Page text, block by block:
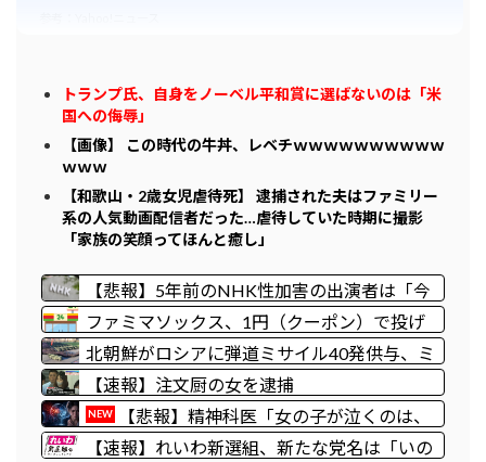
トランプ氏、自身をノーベル平和賞に選ばないのは「米
国への侮辱」
【画像】 この時代の牛丼、レベチｗｗｗｗｗｗｗｗｗｗ
ｗｗｗ
【和歌山・2歳女児虐待死】 逮捕された夫はファミリー
系の人気動画配信者だった…虐待していた時期に撮影
「家族の笑顔ってほんと癒し」
【悲報】5年前のNHK性加害の出演者は「今
も普通の顔して芸能活動してる」ネット「受
信料を取るくらいなら詳細を伝えよ」
ファミマソックス、1円（クーポン）で投げ
売りｗｗｗｗｗｗｗｗｗｗｗ
北朝鮮がロシアに弾道ミサイル40発供与、ミ
サイル部隊90人派遣開始…さらに80発見通
し！
【速報】注文厨の女を逮捕
NEW
【悲報】精神科医「女の子が泣くのは、
ムカつきすぎてどうしていいのか分からなく
【速報】れいわ新選組、新たな党名は「いの